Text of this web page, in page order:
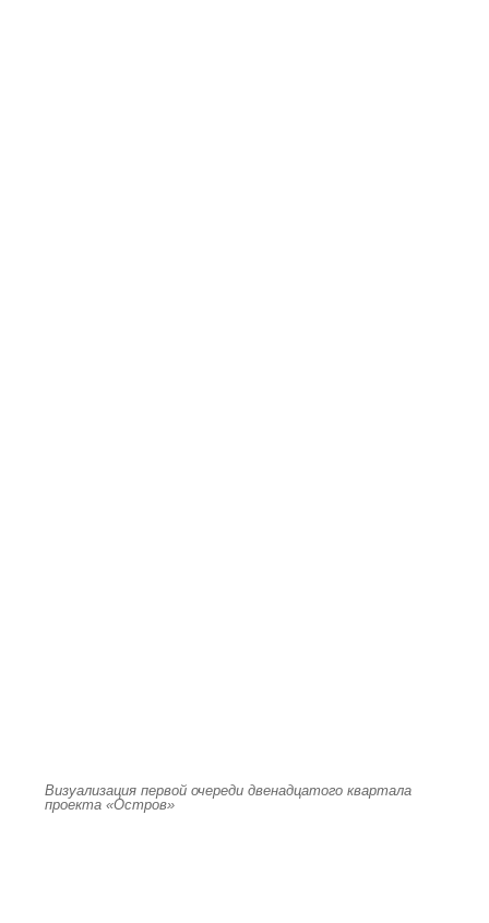
Визуализация первой очереди двенадцатого квартала
проекта «Остров»